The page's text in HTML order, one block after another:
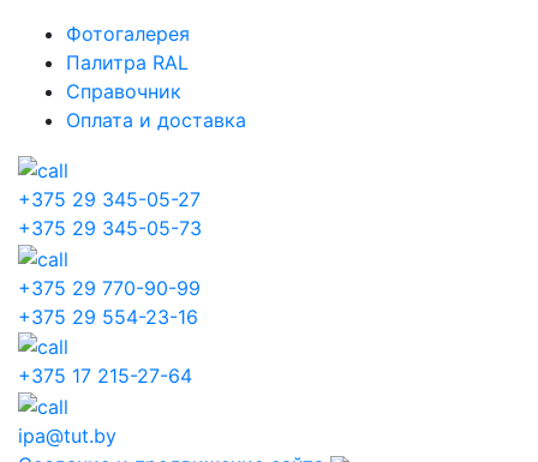
Фотогалерея
Палитра RAL
Справочник
Оплата и доставка
+375 29 345-05-27
+375 29 345-05-73
+375 29 770-90-99
+375 29 554-23-16
+375 17 215-27-64
ipa@tut.by